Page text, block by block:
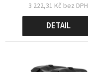
3 222,31 Kč bez DPH
DETAIL